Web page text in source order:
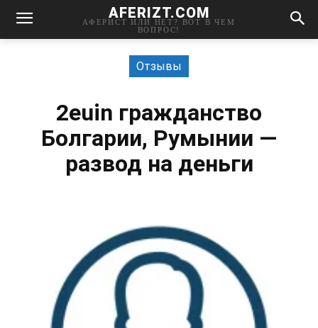
AFERIZT.COM
АФЕРИСТ ИЛИ НЕТ? ВОТ В ЧЕМ
ВОПРОС!
Отзывы
2euin гражданство
Болгарии, Румынии —
развод на деньги